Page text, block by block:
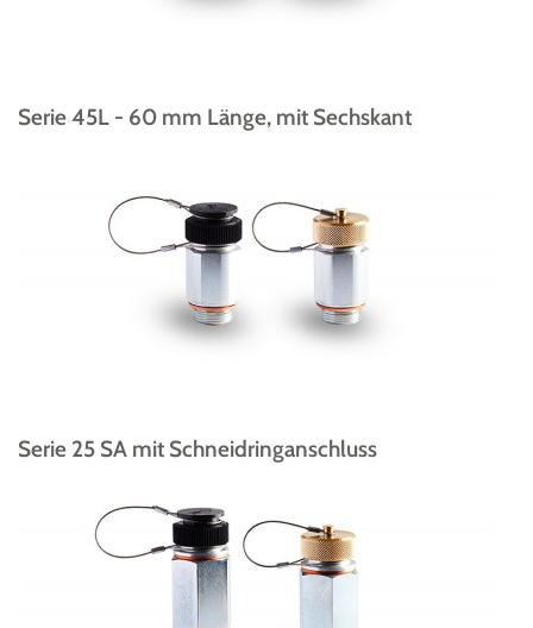
Serie 45L - 60 mm Länge, mit Sechskant
Serie 25 SA mit Schneidringanschluss